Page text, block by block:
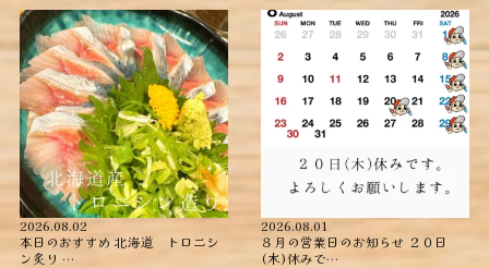
2026.08.02
本日のおすすめ ︎北海道 トロニシ
ン炙り …
2026.08.01
８月の営業日のお知らせ ２０日
(木)休みで…